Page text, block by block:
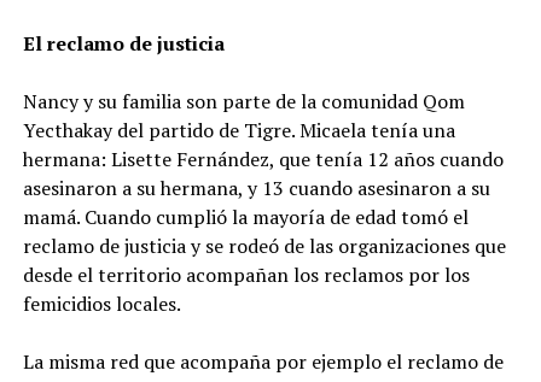
El reclamo de justicia
Nancy y su familia son parte de la comunidad Qom
Yecthakay del partido de Tigre. Micaela tenía una
hermana: Lisette Fernández, que tenía 12 años cuando
asesinaron a su hermana, y 13 cuando asesinaron a su
mamá. Cuando cumplió la mayoría de edad tomó el
reclamo de justicia y se rodeó de las organizaciones que
desde el territorio acompañan los reclamos por los
femicidios locales.
La misma red que acompaña por ejemplo el reclamo de